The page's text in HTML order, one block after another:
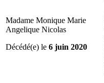
Madame Monique Marie
Angelique Nicolas
Décédé(e) le 6 juin 2020